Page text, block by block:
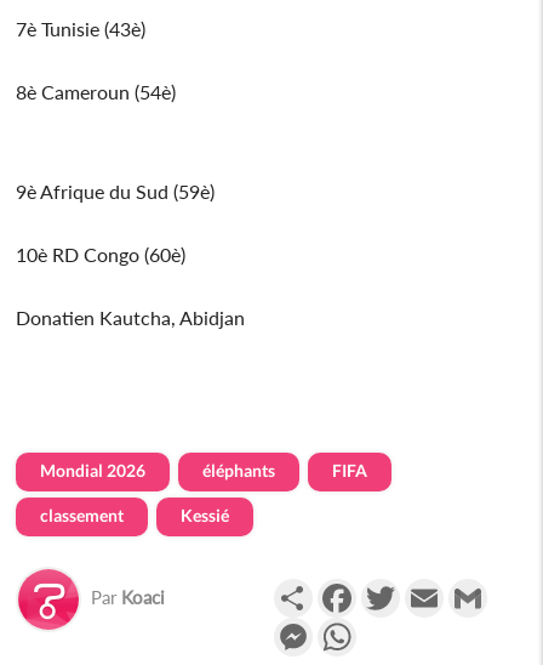
7è Tunisie (43è)
8è Cameroun (54è)
9è Afrique du Sud (59è)
10è RD Congo (60è)
Donatien Kautcha, Abidjan
Mondial 2026 éléphants FIFA
classement Kessié
Par Koaci PartagerFacebookTwitterEmail
Messenger